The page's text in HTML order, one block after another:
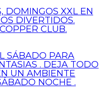
DOMINGOS XXL EN
DIVERTIDOS.
CLUB.
SÁBADO PARA
. DEJA TODO
UN AMBIENTE
NOCHE .